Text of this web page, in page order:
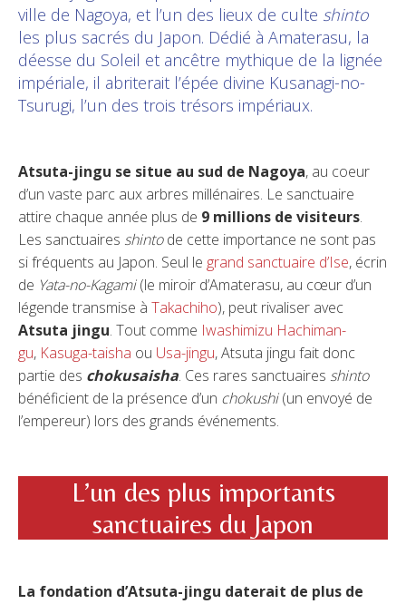
ville de Nagoya, et l’un des lieux de culte shinto
les plus sacrés du Japon. Dédié à Amaterasu, la
déesse du Soleil et ancêtre mythique de la lignée
impériale, il abriterait l’épée divine Kusanagi-no-
Tsurugi, l’un des trois trésors impériaux.
Atsuta-jingu se situe au sud de Nagoya, au coeur
d’un vaste parc aux arbres millénaires. Le sanctuaire
attire chaque année plus de 9 millions de visiteurs.
Les sanctuaires shintode cette importance ne sont pas
si fréquents au Japon. Seul le grand sanctuaire d’Ise, écrin
de Yata-no-Kagami(le miroir d’Amaterasu, au cœur d’un
légende transmise à Takachiho), peut rivaliser avec
Atsuta jingu. Tout comme Iwashimizu Hachiman-
gu, Kasuga-taisha ou Usa-jingu, Atsuta jingu fait donc
partie des chokusaisha. Ces rares sanctuaires shinto
bénéficient de la présence d’un chokushi(un envoyé de
l’empereur) lors des grands événements.
L’un des plus importants
sanctuaires du Japon
La fondation d’Atsuta-jingu daterait de plus de